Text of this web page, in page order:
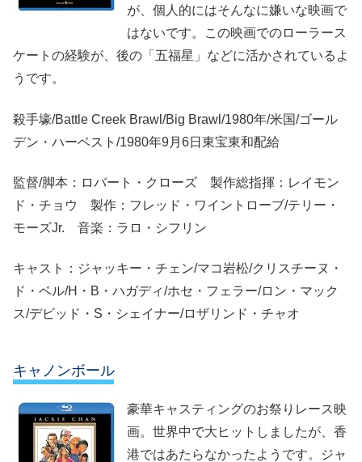
が、個人的にはそんなに嫌いな映画で
はないです。この映画でのローラース
ケートの経験が、後の「五福星」などに活かされているよ
うです。
殺手壕/Battle Creek Brawl/Big Brawl/1980年/米国/ゴール
デン・ハーベスト/1980年9月6日東宝東和配給
監督/脚本：ロバート・クローズ 製作総指揮：レイモン
ド・チョウ 製作：フレッド・ワイントローブ/テリー・
モーズJr. 音楽：ラロ・シフリン
キャスト：ジャッキー・チェン/マコ岩松/クリスチーヌ・
ド・ベル/H・B・ハガディ/ホセ・フェラー/ロン・マック
ス/デビッド・S・シェイナー/ロザリンド・チャオ
キャノンボール
豪華キャスティングのお祭りレース映
画。世界中で大ヒットしましたが、香
港ではあたらなかったようです。ジャ